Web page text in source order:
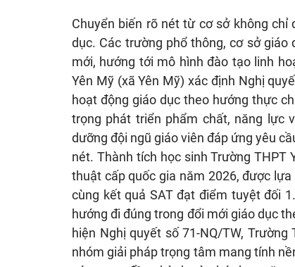
Chuyển biến rõ nét từ cơ sở không
dục. Các trường phổ thông, cơ sở
mới, hướng tới mô hình đào tạo linh
Yên Mỹ (xã Yên Mỹ) xác định Nghị
hoạt động giáo dục theo hướng thực
trọng phát triển phẩm chất, năng lực
dưỡng đội ngũ giáo viên đáp ứng yêu
nét. Thành tích học sinh Trường
thuật cấp quốc gia năm 2026, được
cùng kết quả SAT đạt điểm tuyệt đối
hướng đi đúng trong đổi mới giáo dục
hiện Nghị quyết số 71-NQ/TW,
nhóm giải pháp trọng tâm mang tính